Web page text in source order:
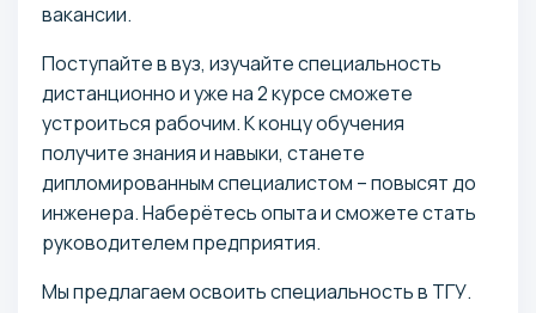
вакансии.
Поступайте в вуз, изучайте специальность
дистанционно и уже на 2 курсе сможете
устроиться рабочим. К концу обучения
получите знания и навыки, станете
дипломированным специалистом – повысят до
инженера. Наберётесь опыта и сможете стать
руководителем предприятия.
Мы предлагаем освоить специальность в ТГУ.